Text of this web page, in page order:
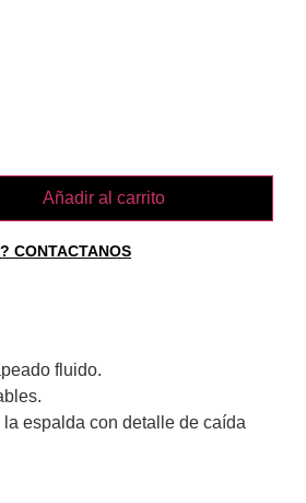
Añadir al carrito
CONTACTANOS
fluido.
la espalda con detalle de caída